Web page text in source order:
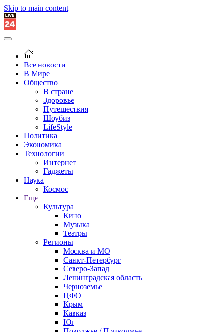
Skip to main content
Все новости
В Мире
Общество
В стране
Здоровье
Путешествия
Шоубиз
LifeStyle
Политика
Экономика
Технологии
Интернет
Гаджеты
Наука
Космос
Еще
Культура
Кино
Музыка
Театры
Регионы
Москва и МО
Санкт-Петербург
Северо-Запад
Ленинградская область
Черноземье
ЦФО
Крым
Кавказ
Юг